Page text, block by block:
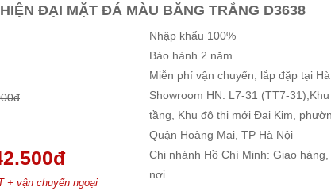
ĐẠI MẶT ĐÁ MÀU BĂNG TRẮNG D3638
+ vận chuyển ngoại
Nhập khẩu 100%
Bảo hành 2 năm
Miễn phí vận chuyển, lắp đặp tại
Showroom HN: L7-31 (TT7-
tầng, Khu đô thị mới Đại Kim,
Quận Hoàng Mai, TP Hà Nội
Chi nhánh Hồ Chí Minh: Giao
nơi